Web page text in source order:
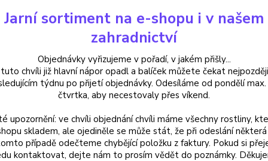
Fuchsie Walz Mandolin Fuchsie - cena na prodejně
Mandolin Fuchsie - cena na
Jarní sortiment na e-shopu i v našem
zahradnictví
Objednávky vyřizujeme v pořadí, v jakém přišly...
chvíli již hlavní nápor opadl a balíček můžete čekat
týdnu po přijetí objednávky. Odesíláme od pondělí
čtvrtka, aby necestovaly přes víkend.
upozornění: ve chvíli objednání chvíli máme všechny rostliny,
skladem, ale ojediněle se může stát, že při odeslání některá
případě odečteme chybějící položku z faktury. Pokud si
kontaktovat, dejte nám to prosím vědět do poznámky.